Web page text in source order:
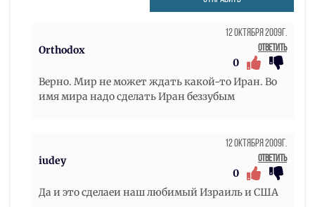
Orthodox
12 Октября 2009г.
Ответить
0
Верно. Мир не может ждать какой-то Иран. Во
имя мира надо сделать Иран беззубым
iudey
12 Октября 2009г.
Ответить
0
Да и это сделаеи наш любимый Израиль и США